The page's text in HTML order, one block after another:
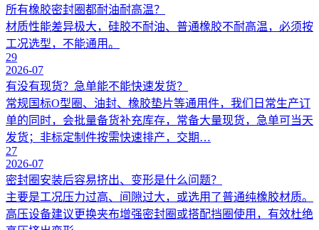
所有橡胶密封圈都耐油耐高温？
材质性能差异极大，硅胶不耐油、普通橡胶不耐高温，必须按
工况选型，不能通用。
29
2026-07
有没有现货？急单能不能快速发货？
常规国标O型圈、油封、橡胶垫片等通用件，我们日常生产订
单的同时，会批量备货补充库存，常备大量现货，急单可当天
发货；非标定制件按需快速排产，交期…
27
2026-07
密封圈安装后容易挤出、变形是什么问题？
主要是工况压力过高、间隙过大，或选用了普通纯橡胶材质。
高压设备建议更换夹布增强密封圈或搭配挡圈使用，有效杜绝